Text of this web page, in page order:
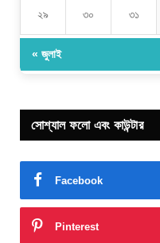
২৯ ৩০ ৩১
« জুলাই
সোশ্যাল ফলো এবং কাউন্টার
Facebook
Pinterest